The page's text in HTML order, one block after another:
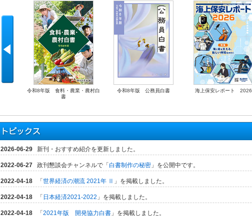
令和8年版 食料・農業・農村白
書
令和8年版 公務員白書 海上保安レポート 2026
2026-06-29 新刊・おすすめ紹介を更新しました。
2022-06-27 政刊懇談会チャンネルで「 白書制作の秘密 」を公開中です。
2022-04-18 「 世界経済の潮流 2021年 Ⅱ 」を掲載しました。
2022-04-18 「 日本経済2021-2022 」を掲載しました。
2022-04-18 「 2021年版 開発協力白書 」を掲載しました。